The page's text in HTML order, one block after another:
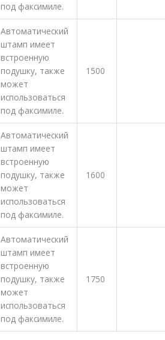
под факсимиле.
Автоматический
штамп имеет
встроенную
подушку, также
может
использоваться
под факсимиле.
1500
Автоматический
штамп имеет
встроенную
подушку, также
может
использоваться
под факсимиле.
1600
Автоматический
штамп имеет
встроенную
подушку, также
может
использоваться
под факсимиле.
1750